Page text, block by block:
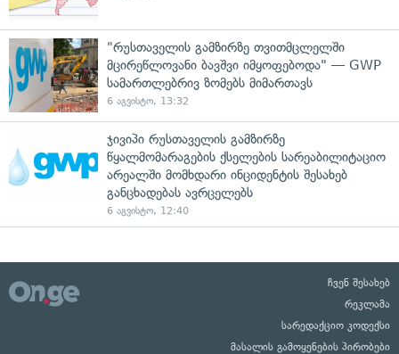
"რუსთაველის გამზირზე თვითმცლელში
მცირეწლოვანი ბავშვი იმყოფებოდა" — GWP
სამართლებრივ ზომებს მიმართავს
6 აგვისტო, 13:32
ჯივიპი რუსთაველის გამზირზე
წყალმომარაგების ქსელების სარეაბილიტაციო
არეალში მომხდარი ინციდენტის შესახებ
განცხადებას ავრცელებს
6 აგვისტო, 12:40
ჩვენ შესახებ
რეკლამა
სარედაქციო კოდექსი
მასალის გამოყენების პირობები